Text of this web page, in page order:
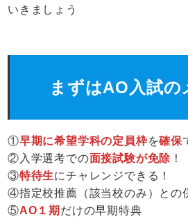
いきましょう
まずはAO入試の
①早期に希望学科の定員枠を確保
②入学選考での面接試験が免除 ！
③特待生にチャレンジできる！
④指定校推薦（該当校のみ）との
⑤AO１期 だけの早期特典